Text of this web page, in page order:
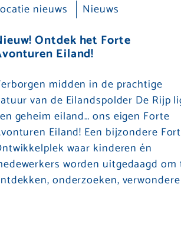
nieuws Nieuws
Ontdek het Forte
Eiland!
midden in de prachtige
van de Eilandspolder De Rijp
geheim eiland… ons eigen Forte
Eiland! Een bijzondere
waar kinderen én
worden uitgedaagd om
onderzoeken,